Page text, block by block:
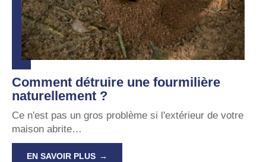
Comment détruire une fourmilière
naturellement ?
Ce n'est pas un gros problème si l'extérieur de votre
maison abrite…
EN SAVOIR PLUS